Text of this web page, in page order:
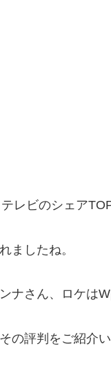
レビのシェア
ましたね。
ナさん、ロケは
の評判をご紹介